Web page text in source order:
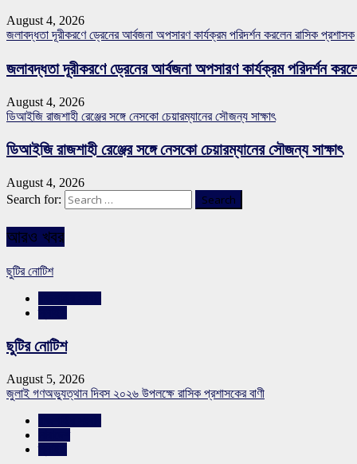
August 4, 2026
জলাবদ্ধতা দূরীকরণে ড্রেনের আর্বজনা অপসারণ কার্যক্রম পরিদর্শন করলেন রাসিক প্রশাসক
জলাবদ্ধতা দূরীকরণে ড্রেনের আর্বজনা অপসারণ কার্যক্রম পরিদর্শন
August 4, 2026
ডিআইজি রাজশাহী রেঞ্জের সঙ্গে নেসকো চেয়ারম্যানের সৌজন্য সাক্ষাৎ
ডিআইজি রাজশাহী রেঞ্জের সঙ্গে নেসকো চেয়ারম্যানের সৌজন্য সাক্ষাৎ
August 4, 2026
Search for:
আরও খবর
ছুটির নোটিশ
ছুটির নোটিশ
August 5, 2026
জুলাই গণঅভ্যুত্থান দিবস ২০২৬ উপলক্ষে রাসিক প্রশাসকের বাণী